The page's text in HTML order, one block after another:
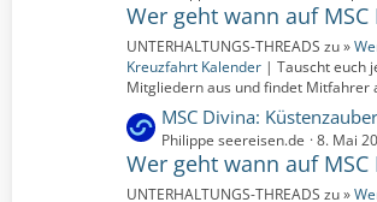
i
t
r
ä
e
t
z
t
e
B
e
i
t
Wer geht wann auf MSC
UNTERHALTUNGS-THREADS zu »
Kreuzfahrt Kalender | Tauscht euch
Mitgliedern aus und findet Mitfahrer
L
e
t
z
MSC Divina: Küstenzauber Brasiliens | 3 Nächte | 08.03.2027 bis 11.03.2027 (Montag, 8.
Philippe seereisen.de 8. Mai
Wer geht wann auf MSC
UNTERHALTUNGS-THREADS zu »